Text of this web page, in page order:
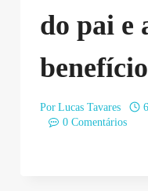
do pai e
benefício
Por Lucas Tavares
0 Comentários